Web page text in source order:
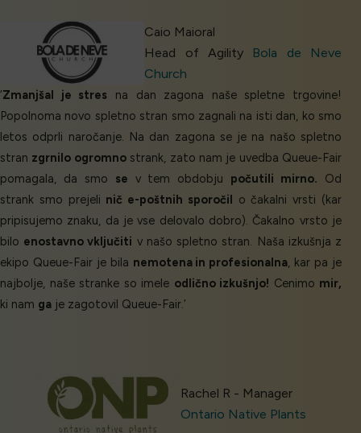
Caio Maioral
Head of Agility Bola de Neve
Church
‘Zmanjšal je stres na dan zagona naše spletne trgovine!
Popolnoma novo spletno stran smo zagnali na isti dan, ko smo
letos odprli naročanje. Na dan zagona se je na našo spletno
stran zgrnilo ogromnostrank, zato nam je uvedba Queue-Fair
pomagala, da smo se v tem obdobju počutili mirno. Od
strank smo prejeli nič e-poštnih sporočil o čakalni vrsti (kar
pripisujemo znaku, da je vse delovalo dobro). Čakalno vrsto je
bilo enostavno vključiti v našo spletno stran. Naša izkušnja z
ekipo Queue-Fair je bila nemotena in profesionalna, kar pa je
najbolje, naše stranke so imele odlično izkušnjo! Cenimo mir,
ki nam ga je zagotovil Queue-Fair.’
Rachel R - Manager
Ontario Native Plants